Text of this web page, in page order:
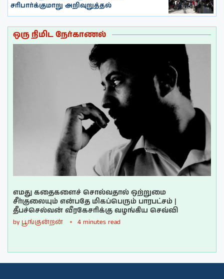
சரிபார்க்குமாறு அறிவுறுத்தல்
ஒரு நிமிட நேர்காணல்
எமது கதைகளைச் சொல்வதால் ஒற்றுமை
சீர்குலையும் என்பதே மிகப்பெரும் பாரபட்சம் |
தீபச்செல்வன் வீரகேசரிக்கு வழங்கிய செவ்வி
by பூங்குன்றன் 4 minutes read